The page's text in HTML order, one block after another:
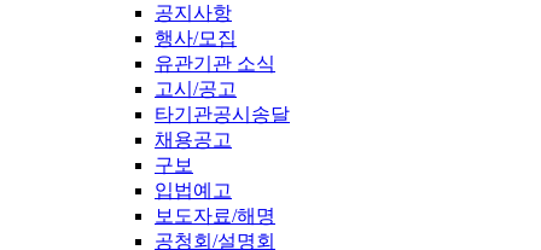
공지사항
행사/모집
유관기관 소식
고시/공고
타기관공시송달
채용공고
구보
입법예고
보도자료/해명
공청회/설명회